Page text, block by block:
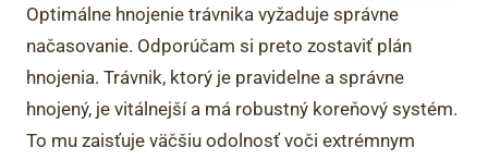
Optimálne hnojenie trávnika vyžaduje správne
načasovanie. Odporúčam si preto zostaviť plán
hnojenia. Trávnik, ktorý je pravidelne a správne
hnojený, je vitálnejší a má robustný koreňový systém.
To mu zaisťuje väčšiu odolnosť voči extrémnym